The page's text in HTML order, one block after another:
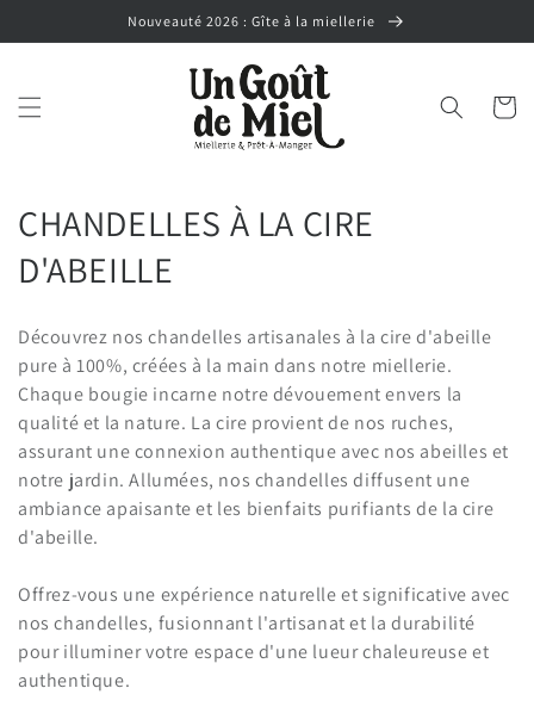
au
Nouveauté 2026 : Gîte à la miellerie
Panier
C
o
l
e
c
t
i
o
n
:
CHANDELLES À LA CIRE
D'ABEILLE
Découvrez nos chandelles artisanales à la cire d'abeille
pure à 100%, créées à la main dans notre miellerie.
Chaque bougie incarne notre dévouement envers la
qualité et la nature. La cire provient de nos ruches,
assurant une connexion authentique avec nos abeilles et
notre jardin. Allumées, nos chandelles diffusent une
ambiance apaisante et les bienfaits purifiants de la cire
d'abeille.
Offrez-vous une expérience naturelle et significative avec
nos chandelles, fusionnant l'artisanat et la durabilité
pour illuminer votre espace d'une lueur chaleureuse et
authentique.